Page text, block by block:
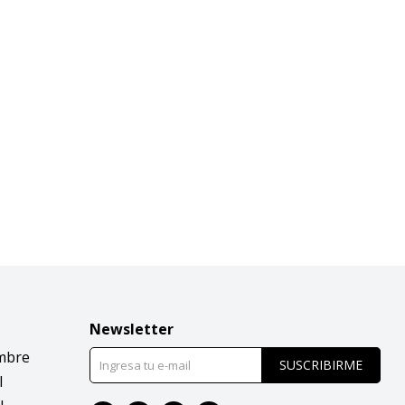
Newsletter
SUSCRIBIRME